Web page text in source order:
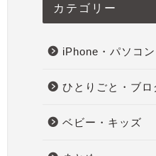
カテゴリー
iPhone・パソコ
ひとりごと・ブロ
ベビー・キッズ